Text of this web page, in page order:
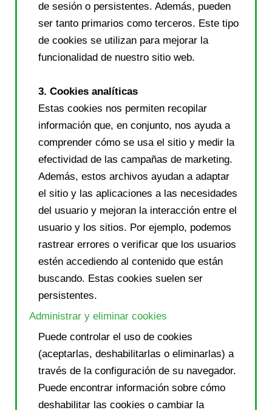
de sesión o persistentes. Además, pueden
ser tanto primarios como terceros. Este tipo
de cookies se utilizan para mejorar la
funcionalidad de nuestro sitio web.
3. Cookies analíticas
Estas cookies nos permiten recopilar
información que, en conjunto, nos ayuda a
comprender cómo se usa el sitio y medir la
efectividad de las campañas de marketing.
Además, estos archivos ayudan a adaptar
el sitio y las aplicaciones a las necesidades
del usuario y mejoran la interacción entre el
usuario y los sitios. Por ejemplo, podemos
rastrear errores o verificar que los usuarios
estén accediendo al contenido que están
buscando. Estas cookies suelen ser
persistentes.
Administrar y eliminar cookies
Puede controlar el uso de cookies
(aceptarlas, deshabilitarlas o eliminarlas) a
través de la configuración de su navegador.
Puede encontrar información sobre cómo
deshabilitar las cookies o cambiar la